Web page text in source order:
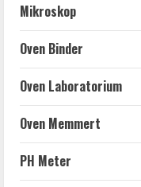
Mikroskop
Oven Binder
Oven Laboratorium
Oven Memmert
PH Meter